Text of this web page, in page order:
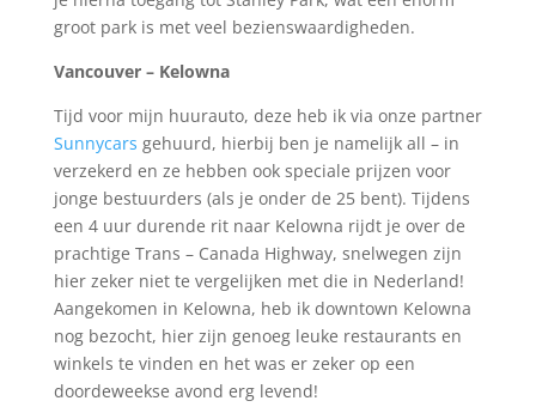
groot park is met veel bezienswaardigheden.
Vancouver – Kelowna
Tijd voor mijn huurauto, deze heb ik via onze partner
Sunnycars gehuurd, hierbij ben je namelijk all – in
verzekerd en ze hebben ook speciale prijzen voor
jonge bestuurders (als je onder de 25 bent). Tijdens
een 4 uur durende rit naar Kelowna rijdt je over de
prachtige Trans – Canada Highway, snelwegen zijn
hier zeker niet te vergelijken met die in Nederland!
Aangekomen in Kelowna, heb ik downtown Kelowna
nog bezocht, hier zijn genoeg leuke restaurants en
winkels te vinden en het was er zeker op een
doordeweekse avond erg levend!